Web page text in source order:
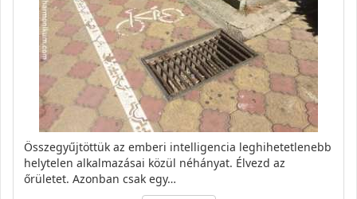
Összegyűjtöttük az emberi intelligencia leghihetetlenebb
helytelen alkalmazásai közül néhányat. Élvezd az
őrületet. Azonban csak egy…